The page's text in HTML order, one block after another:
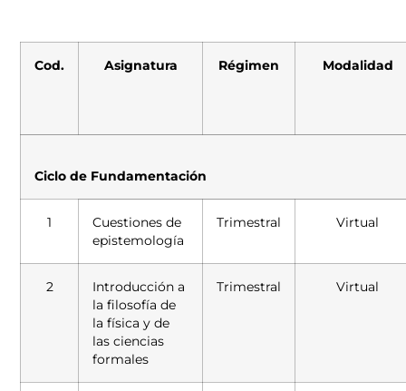
Cod. Asignatura Régimen Modalidad
Ciclo de Fundamentación
1
Cuestiones de
epistemología
Trimestral Virtual
2
Introducción a
la filosofía de
la física y de
las ciencias
formales
Trimestral Virtual